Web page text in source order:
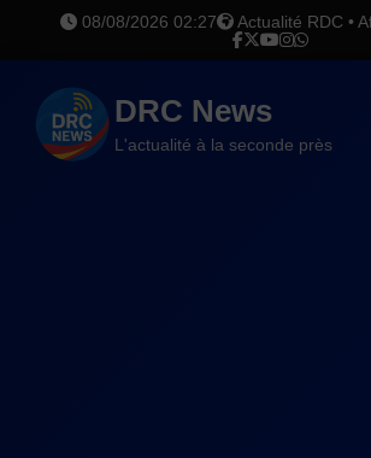
08/08/2026 02:27 Actualité RDC •
DRC News
L'actualité à la seconde près